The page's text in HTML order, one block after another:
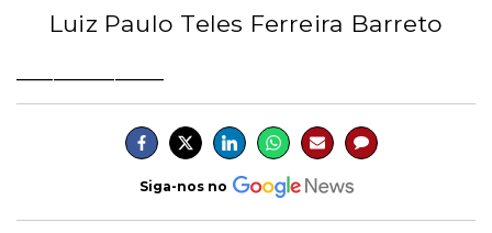
Luiz Paulo Teles Ferreira Barreto
Siga-nos no